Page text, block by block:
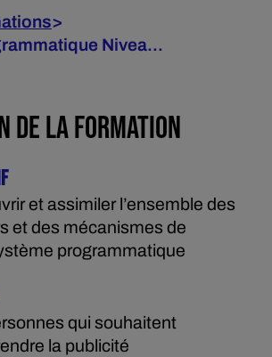
>
Nivea...
DE LA FORMATION
et assimiler l’ensemble des
et des mécanismes de
programmatique
qui souhaitent
la publicité